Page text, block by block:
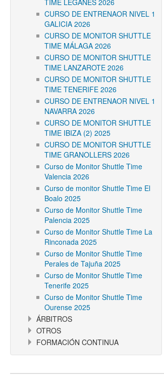
TIME LEGANÉS 2026
CURSO DE ENTRENAOR NIVEL 1
GALICIA 2026
CURSO DE MONITOR SHUTTLE
TIME MÁLAGA 2026
CURSO DE MONITOR SHUTTLE
TIME LANZAROTE 2026
CURSO DE MONITOR SHUTTLE
TIME TENERIFE 2026
CURSO DE ENTRENAOR NIVEL 1
NAVARRA 2026
CURSO DE MONITOR SHUTTLE
TIME IBIZA (2) 2025
CURSO DE MONITOR SHUTTLE
TIME GRANOLLERS 2026
Curso de Monitor Shuttle Time
Valencia 2026
Curso de monitor Shuttle Time El
Boalo 2025
Curso de Monitor Shuttle Time
Palencia 2025
Curso de Monitor Shuttle Time La
Rinconada 2025
Curso de Monitor Shuttle Time
Perales de Tajuña 2025
Curso de Monitor Shuttle Time
Tenerife 2025
Curso de Monitor Shuttle Time
Ourense 2025
ÁRBITROS
OTROS
FORMACIÓN CONTINUA